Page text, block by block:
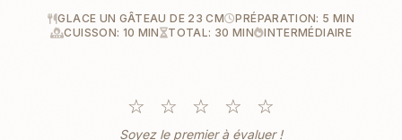
GLACE UN GÂTEAU DE 23 CM
PRÉPARATION: 5 MIN
CUISSON: 10 MIN
TOTAL: 30 MIN INTERMÉDIAIRE
☆ ☆ ☆ ☆ ☆
Soyez le premier à évaluer !